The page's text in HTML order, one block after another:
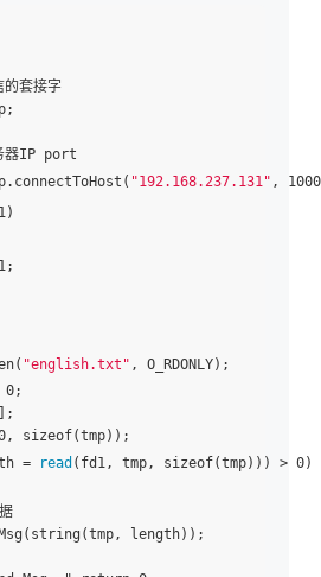
套接字
IP port
"192.168.237.131" ,
"english.txt" , O_RDONLY);
sizeof(tmp));
= read (fd1, tmp, sizeof(tmp))) > 0)
length));